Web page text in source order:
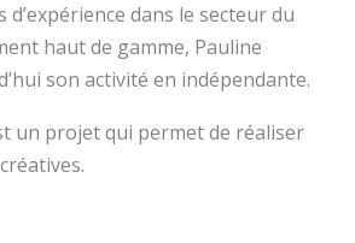
d’expérience dans le secteur du
haut de gamme, Pauline
son activité en indépendante.
un projet qui permet de réaliser